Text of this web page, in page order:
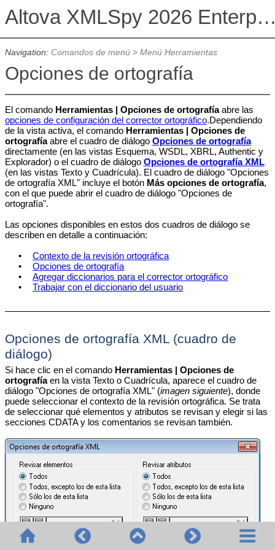
Altova XMLSpy 2026
Navigation: Comandos de menú> Menú Herramientas
Opciones de ortografía
El comando Herramientas | Opciones de ortografíaabre las
opciones de configuración del corrector ortográfico.Dependiendo
de la vista activa, el comando Herramientas | Opciones de
ortografíaabre el cuadro de diálogo Opciones de ortografía
directamente (en las vistas Esquema, WSDL, XBRL, Authentic y
Explorador) o el cuadro de diálogo Opciones de ortografía XML
(en las vistas Texto y Cuadrícula). El cuadro de diálogo "Opciones
de ortografía XML" incluye el botón Más opciones de ortografía,
con el que puede abrir el cuadro de diálogo "Opciones de
ortografía".
Las opciones disponibles en estos dos cuadros de diálogo se
describen en detalle a continuación:
•
Contexto de la revisión ortográfica
•
Opciones de ortografía
•
Agregar diccionarios para el corrector ortográfico
•
Trabajar con el diccionario del usuario
Opciones de ortografía XML (cuadro de
diálogo)
Si hace clic en el comando Herramientas | Opciones de
ortografíaen la vista Texto o Cuadrícula, aparece el cuadro de
diálogo "Opciones de ortografía XML" (imagen siguiente), donde
puede seleccionar el contexto de la revisión ortográfica. Se trata
de seleccionar qué elementos y atributos se revisan y elegir si las
secciones CDATA y los comentarios se revisan también.